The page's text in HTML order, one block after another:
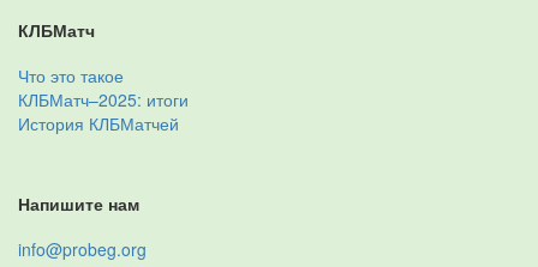
КЛБМатч
Что это такое
КЛБМатч–2025: итоги
История КЛБМатчей
Напишите нам
info@probeg.org